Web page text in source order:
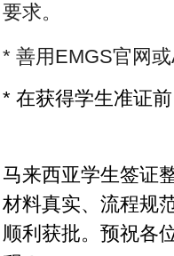
要求。
* 善用EMGS官网
* 在获得学生准证
马来西亚学生签证
材料真实、流程规
顺利获批。预祝各